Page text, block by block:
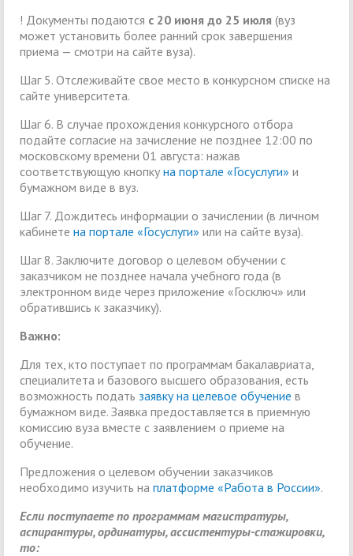
! Документы подаются с 20 июня до 25 июля (вуз
может установить более ранний срок завершения
приема — смотри на сайте вуза).
Шаг 5. Отслеживайте свое место в конкурсном списке на
сайте университета.
Шаг 6. В случае прохождения конкурсного отбора
подайте согласие на зачисление не позднее 12:00 по
московскому времени 01 августа: нажав
соответствующую кнопку на портале «Госуслуги» и
бумажном виде в вуз.
Шаг 7. Дождитесь информации о зачислении (в личном
кабинете на портале «Госуслуги» или на сайте вуза).
Шаг 8. Заключите договор о целевом обучении с
заказчиком не позднее начала учебного года (в
электронном виде через приложение «Госключ» или
обратившись к заказчику).
Важно:
Для тех, кто поступает по программам бакалавриата,
специалитета и базового высшего образования, есть
возможность подать заявку на целевое обучение в
бумажном виде. Заявка предоставляется в приемную
комиссию вуза вместе с заявлением о приеме на
обучение.
Предложения о целевом обучении заказчиков
необходимо изучить на платформе «Работа в России».
Если поступаете по программам магистратуры,
аспирантуры, ординатуры, ассистентуры-стажировки,
то: